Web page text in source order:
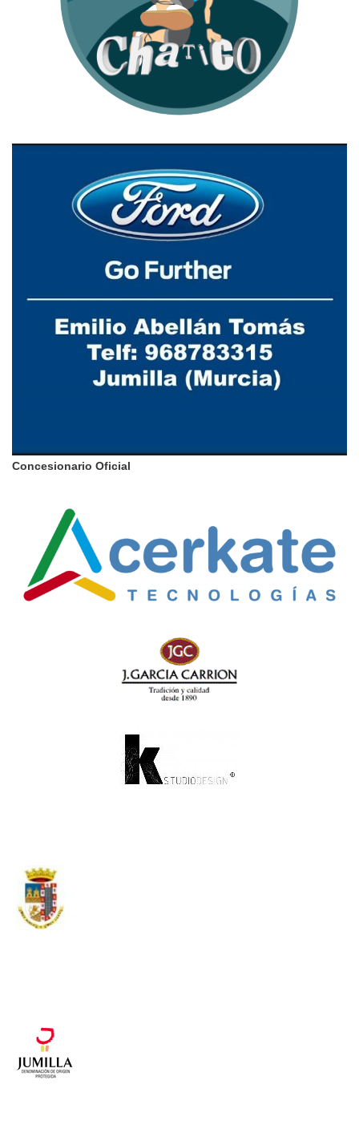
Concesionario Oficial